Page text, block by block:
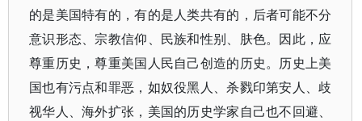
的是美国特有的，有的是人类共有的，后者可能不分
意识形态、宗教信仰、民族和性别、肤色。因此，应
尊重历史，尊重美国人民自己创造的历史。历史上美
国也有污点和罪恶，如奴役黑人、杀戮印第安人、歧
视华人、海外扩张，美国的历史学家自己也不回避、